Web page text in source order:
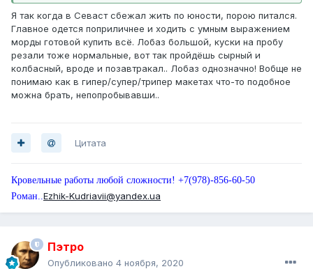
Я так когда в Севаст сбежал жить по юности, порою питался.
Главное одется поприличнее и ходить с умным выражением
морды готовой купить всё. Лобаз большой, куски на пробу
резали тоже нормальные, вот так пройдёшь сырный и
колбасный, вроде и позавтракал.. Лобаз однозначно! Вобще не
понимаю как в гипер/супер/трипер макетах что-то подобное
можна брать, непопробывавши..
Цитата
Кровельные работы любой сложности! +7(978)-856-60-50
Роман.. Ezhik-Kudriavii@yandex.ua
Пэтро
Опубликовано 4 ноября, 2020